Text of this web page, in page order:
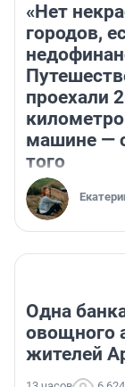
«Нет
городов,
проехали
машине —
того
Одна
овощного
жителей